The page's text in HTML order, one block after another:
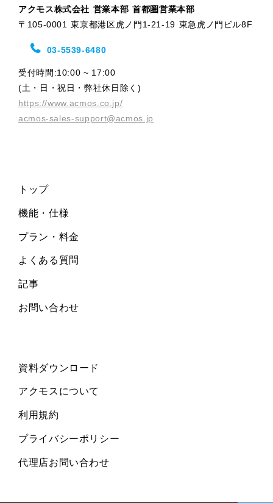
アクモス株式会社 営業本部 首都圏営業本部
〒105-0001 東京都港区虎ノ門1-21-19 東急虎ノ門ビル8F
03-5539-6480
受付時間:10:00 ~ 17:00
(土・日・祝日・弊社休日除く)
https://www.acmos.co.jp/
acmos-sales-support@acmos.jp
トップ
機能・仕様
プラン・料金
よくある質問
記事
お問い合わせ
資料ダウンロード
アクモスについて
利用規約
プライバシーポリシー
代理店お問い合わせ